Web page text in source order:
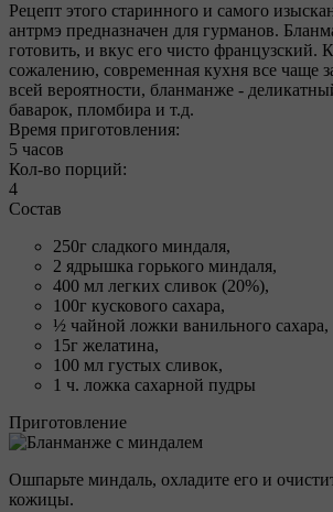
Рецепт этого старинного и самого
антрмэ предназначен для гурманов.
готовить, и вкус его чисто французский.
сожалению, современная кухня все чаще
всей вероятности, бланманже -
баварок, пломбира и т.д.
Время приготовления:
5 часов
Кол-во порций:
4
Состав
250г сладкого миндаля,
2 ядрышка горького миндаля,
400 мл легких сливок (20%),
100г кускового сахара,
½ чайной ложки ванильного сахара,
15г желатина,
100 мл густых сливок,
1 ч. ложка сахарной пудры
Приготовление
Ошпарьте миндаль, охладите его и
кожицы.